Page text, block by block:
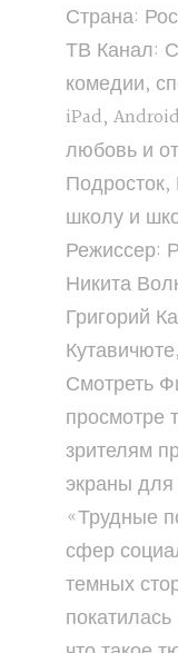
Страна:
ТВ Канал:
комедии,
iPad,
любовь и
школу и
Режиссер:
Никита
Григорий
Смотреть
просмотре
зрителям
экраны
«Трудные
сфер
темных